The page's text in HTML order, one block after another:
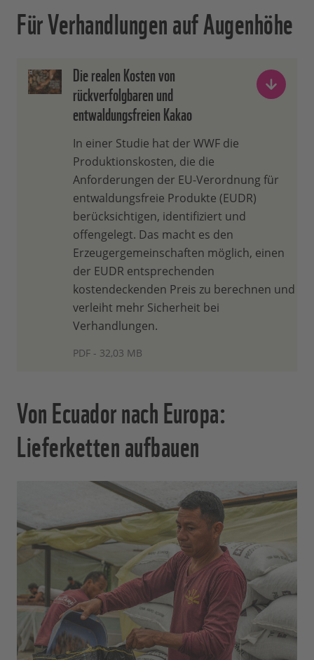
Für Verhandlungen auf Augenhöhe
Die realen Kosten von
rückverfolgbaren und
entwaldungsfreien Kakao
In einer Studie hat der WWF die
Produktionskosten, die die
Anforderungen der EU-Verordnung für
entwaldungsfreie Produkte (EUDR)
berücksichtigen, identifiziert und
offengelegt. Das macht es den
Erzeugergemeinschaften möglich, einen
der EUDR entsprechenden
kostendeckenden Preis zu berechnen und
verleiht mehr Sicherheit bei
Verhandlungen.
PDF - 32,03 MB
Von Ecuador nach Europa:
Lieferketten aufbauen